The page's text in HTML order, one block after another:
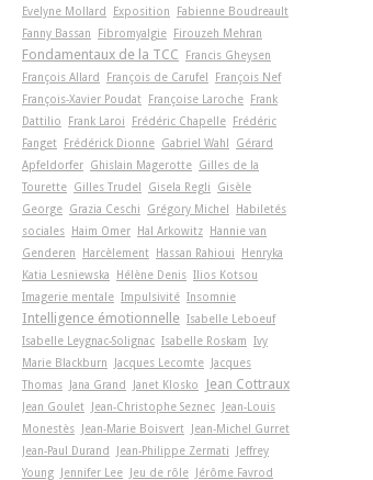
Evelyne Mollard
Exposition
Fabienne Boudreault
Fanny Bassan
Fibromyalgie Firouzeh Mehran
Fondamentaux de la TCC
Francis Gheysen
François Allard
François de Carufel
François Nef
François-Xavier Poudat Françoise Laroche Frank
Dattilio
Frank Laroi Frédéric Chapelle Frédéric
Fanget Frédérick Dionne Gabriel Wahl
Gérard
Apfeldorfer Ghislain Magerotte Gilles de la
Tourette Gilles Trudel Gisela Regli
Gisèle
George Grazia Ceschi Grégory Michel
Habiletés
sociales Haim Omer Hal Arkowitz Hannie van
Genderen
Harcèlement Hassan Rahioui
Henryka
Katia Lesniewska
Hélène Denis Ilios Kotsou
Imagerie mentale Impulsivité Insomnie
Intelligence émotionnelle Isabelle Leboeuf
Isabelle Leygnac-Solignac Isabelle Roskam Ivy
Marie Blackburn
Jacques Lecomte Jacques
Thomas Jana Grand Janet Klosko Jean Cottraux
Jean Goulet Jean-Christophe Seznec Jean-Louis
Monestès Jean-Marie Boisvert Jean-Michel Gurret
Jean-Paul Durand
Jean-Philippe Zermati
Jeffrey
Young Jennifer Lee Jeu de rôle Jérôme Favrod